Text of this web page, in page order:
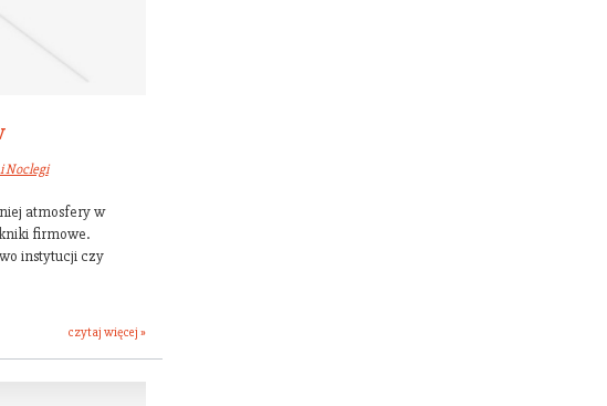
Noclegi
atmosfery w
firmowe.
instytucji czy
czytaj więcej »